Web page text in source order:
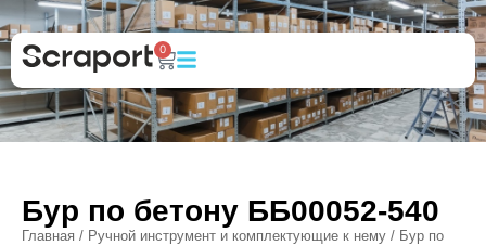
0
Бур по бетону ББ00052-540
Главная / Ручной инструмент и комплектующие к нему / Бур по